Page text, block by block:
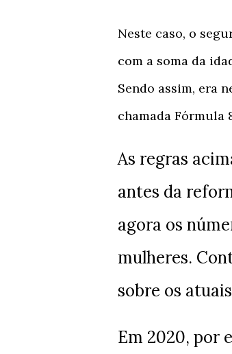
Neste caso, o
com a soma da
Sendo assim, era
chamada Fórmula
As regras
antes da
agora os
mulheres.
sobre os
Em 2020, por